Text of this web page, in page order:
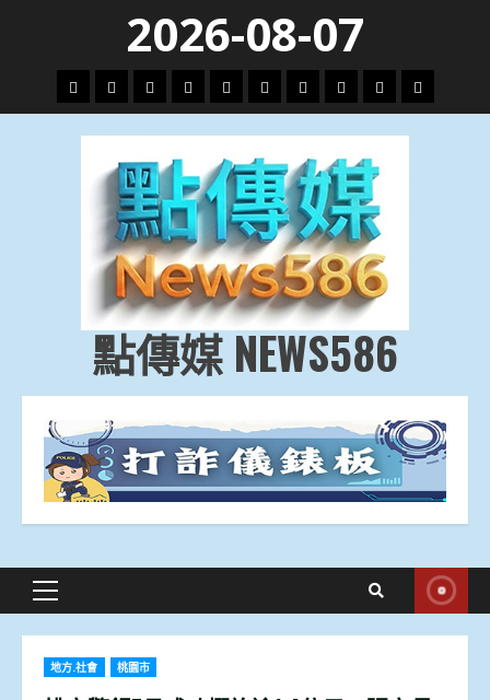
content
2026-08-07
頭
條
財
經
地
方.
會
文
教.
技
專
題
娛
樂
劇
政
治
國
際
運
動
生
活
點傳媒 NEWS586
Primary
地方.社會 桃園市